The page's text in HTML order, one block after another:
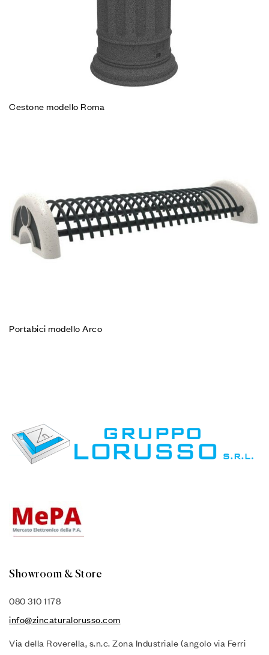
Cestone modello Roma
Portabici modello Arco
Showroom & Store
080 310 1178
info@zincaturalorusso.com
Via della Roverella, s.n.c. Zona Industriale (angolo via Ferri